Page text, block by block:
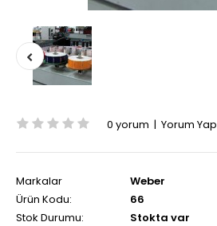
0 yorum | Yorum Yap
Markalar
Weber
Ürün Kodu:
66
Stok Durumu:
Stokta var